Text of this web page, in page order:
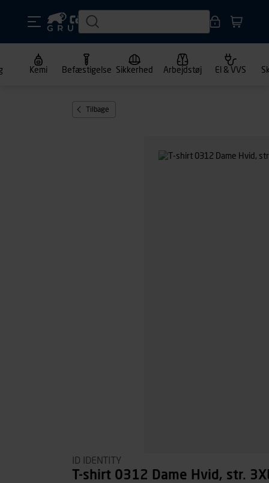
Kemi Befæstigelse Sikkerhed Arbejdstøj El & VVS
Tilbage
ID IDENTITY
T-shirt 0312 Dame Hvid, str.